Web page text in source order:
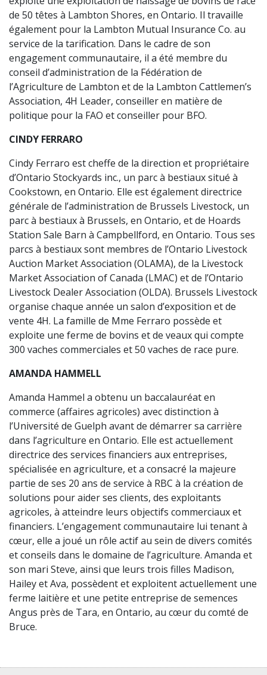
de 50 têtes à Lambton Shores, en Ontario. Il travaille
également pour la Lambton Mutual Insurance Co. au
service de la tarification. Dans le cadre de son
engagement communautaire, il a été membre du
conseil d’administration de la Fédération de
l’Agriculture de Lambton et de la Lambton Cattlemen’s
Association, 4H Leader, conseiller en matière de
politique pour la FAO et conseiller pour BFO.
CINDY FERRARO
Cindy Ferraro est cheffe de la direction et propriétaire
d’Ontario Stockyards inc., un parc à bestiaux situé à
Cookstown, en Ontario. Elle est également directrice
générale de l’administration de Brussels Livestock, un
parc à bestiaux à Brussels, en Ontario, et de Hoards
Station Sale Barn à Campbellford, en Ontario. Tous ses
parcs à bestiaux sont membres de l’Ontario Livestock
Auction Market Association (OLAMA), de la Livestock
Market Association of Canada (LMAC) et de l’Ontario
Livestock Dealer Association (OLDA). Brussels Livestock
organise chaque année un salon d’exposition et de
vente 4H. La famille de Mme Ferraro possède et
exploite une ferme de bovins et de veaux qui compte
300 vaches commerciales et 50 vaches de race pure.
AMANDA HAMMELL
Amanda Hammel a obtenu un baccalauréat en
commerce (affaires agricoles) avec distinction à
l’Université de Guelph avant de démarrer sa carrière
dans l’agriculture en Ontario. Elle est actuellement
directrice des services financiers aux entreprises,
spécialisée en agriculture, et a consacré la majeure
partie de ses 20 ans de service à RBC à la création de
solutions pour aider ses clients, des exploitants
agricoles, à atteindre leurs objectifs commerciaux et
financiers. L’engagement communautaire lui tenant à
cœur, elle a joué un rôle actif au sein de divers comités
et conseils dans le domaine de l’agriculture. Amanda et
son mari Steve, ainsi que leurs trois filles Madison,
Hailey et Ava, possèdent et exploitent actuellement une
ferme laitière et une petite entreprise de semences
Angus près de Tara, en Ontario, au cœur du comté de
Bruce.